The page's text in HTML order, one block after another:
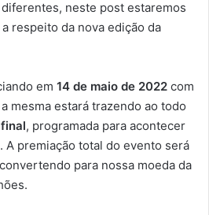
neste post estaremos
respeito da nova edição da
em 14 de maio de 2022 com
mesma estará trazendo ao todo
, programada para acontecer
. A premiação total do evento será
para nossa moeda da